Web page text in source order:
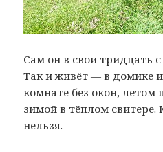
Сам он в свои тридцать
Так и живёт — в домике
комнате без окон, летом
зимой в тёплом свитере.
нельзя.